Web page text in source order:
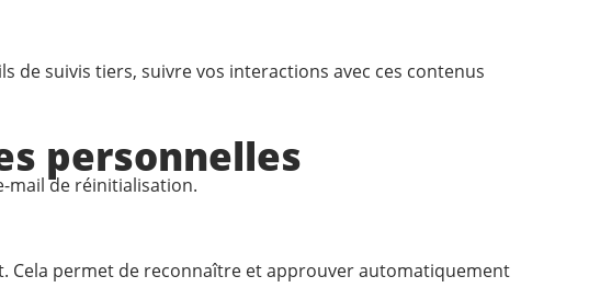
de suivis tiers, suivre vos interactions avec ces contenus
personnelles
mail de réinitialisation.
Cela permet de reconnaître et approuver automatiquement